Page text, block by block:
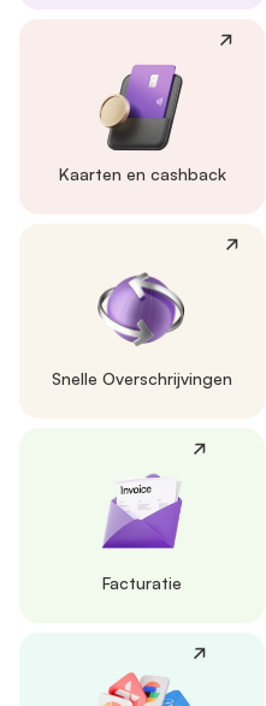
Kaarten en cashback
Snelle Overschrijvingen
Facturatie